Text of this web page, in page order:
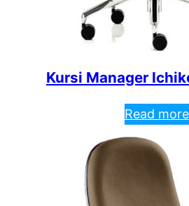
Kursi Manager
Read more